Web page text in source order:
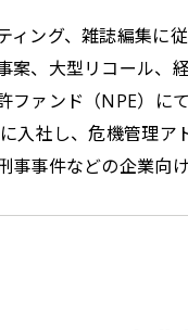
ィング、雑誌編集に
案、大型リコール、
ファンド（NPE）に
入社し、危機管理
事事件などの企業向